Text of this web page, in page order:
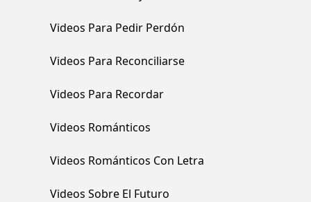
Videos Para Pedir Perdón
Videos Para Reconciliarse
Videos Para Recordar
Videos Románticos
Videos Románticos Con Letra
Videos Sobre El Futuro